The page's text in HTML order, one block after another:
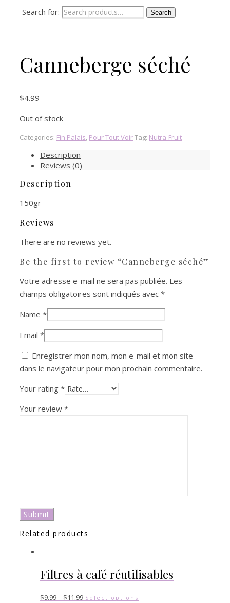
Search for: Search
Canneberge séché
$4.99
Out of stock
Categories: Fin Palais, Pour Tout VoirTag: Nutra-Fruit
Description
Reviews (0)
Description
150gr
Reviews
There are no reviews yet.
Be the first to review “Canneberge séché”
Votre adresse e-mail ne sera pas publiée. Les
champs obligatoires sont indiqués avec *
Name *
Email *
Enregistrer mon nom, mon e-mail et mon site
dans le navigateur pour mon prochain commentaire.
Your rating *
Your review *
Related products
Filtres à café réutilisables
$9.99– $11.99 Select options